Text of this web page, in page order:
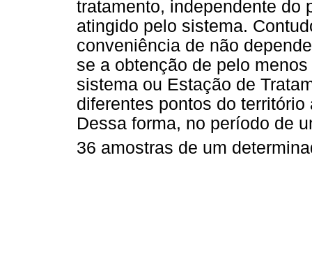
tratamento, independente do
atingido pelo sistema.
conveniência de não
se a obtenção de pelo
sistema ou Estação de
diferentes pontos do
Dessa forma, no período de
36 amostras de um